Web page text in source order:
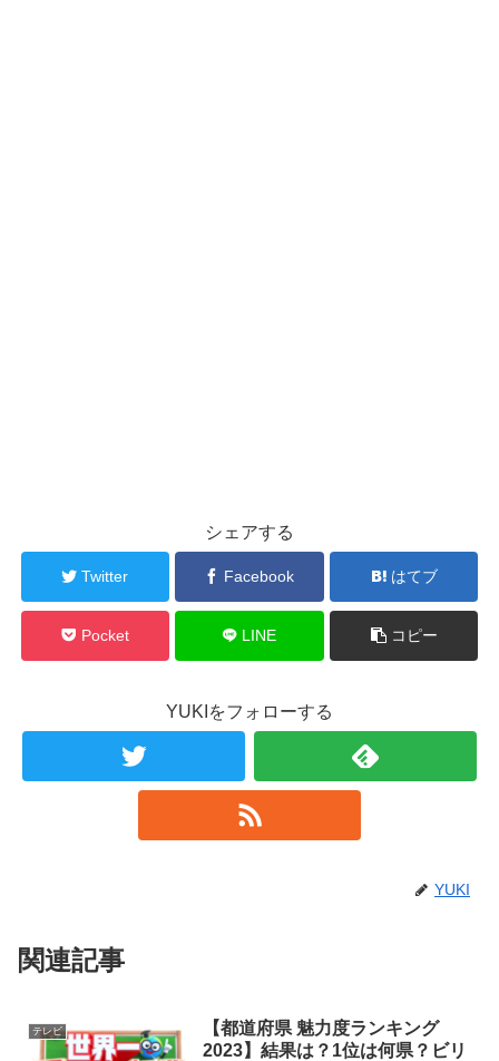
シェアする
Twitter Facebook はてブ
Pocket LINE コピー
YUKIをフォローする
YUKI
関連記事
テレビ
【都道府県 魅力度ランキング
2023】結果は？1位は何県？ビリ